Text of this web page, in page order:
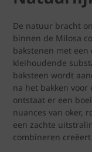
De natuur bracht
binnen de Milosa
bakstenen met
kleihoudende
baksteen wordt
na het bakken
ontstaat er een
nuances van oker,
een zachte
combineren